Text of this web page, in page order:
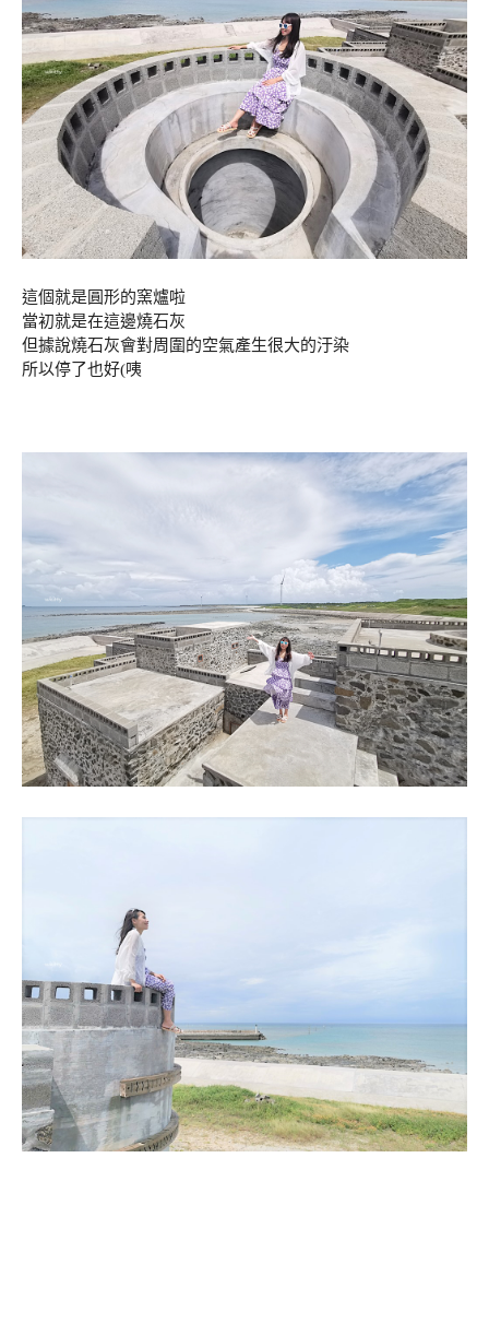
這個就是圓形的窯爐啦
當初就是在這邊燒石灰
但據說燒石灰會對周圍的空氣產生很大的汙染
所以停了也好(咦